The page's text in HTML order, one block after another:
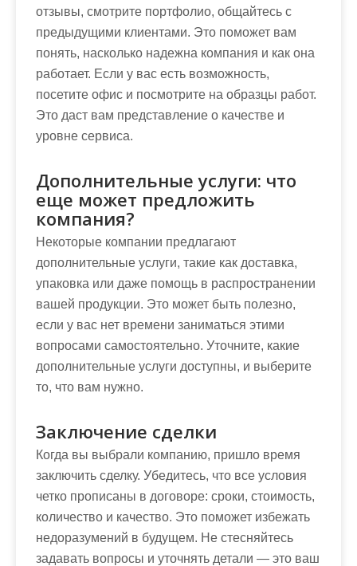
отзывы, смотрите портфолио, общайтесь с
предыдущими клиентами. Это поможет вам
понять, насколько надежна компания и как она
работает. Если у вас есть возможность,
посетите офис и посмотрите на образцы работ.
Это даст вам представление о качестве и
уровне сервиса.
Дополнительные услуги: что
еще может предложить
компания?
Некоторые компании предлагают
дополнительные услуги, такие как доставка,
упаковка или даже помощь в распространении
вашей продукции. Это может быть полезно,
если у вас нет времени заниматься этими
вопросами самостоятельно. Уточните, какие
дополнительные услуги доступны, и выберите
то, что вам нужно.
Заключение сделки
Когда вы выбрали компанию, пришло время
заключить сделку. Убедитесь, что все условия
четко прописаны в договоре: сроки, стоимость,
количество и качество. Это поможет избежать
недоразумений в будущем. Не стесняйтесь
задавать вопросы и уточнять детали — это ваш